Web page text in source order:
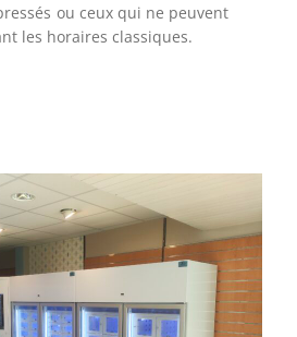
ou ceux qui ne peuvent
les horaires classiques.